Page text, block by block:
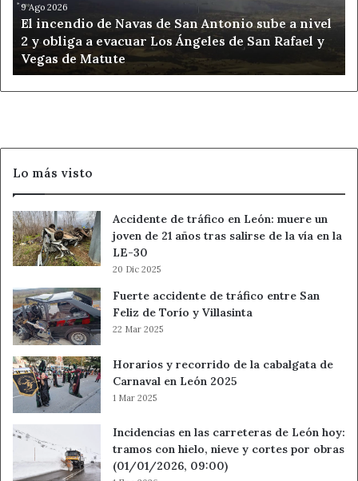
Antonio
sube
nivel
2
y
Ángeles
de
San
Rafael
y
Vegas
Matute
9 Ago 2026
El incendio de Navas de San Antonio sube a nivel
2 y obliga a evacuar Los Ángeles de San Rafael y
Vegas de Matute
Lo más visto
Accidente de tráfico en León: muere un
joven de 21 años tras salirse de la vía en la
LE-30
20 Dic 2025
Fuerte accidente de tráfico entre San
Feliz de Torío y Villasinta
22 Mar 2025
Horarios y recorrido de la cabalgata de
Carnaval en León 2025
1 Mar 2025
Incidencias en las carreteras de León hoy:
tramos con hielo, nieve y cortes por obras
(01/01/2026, 09:00)